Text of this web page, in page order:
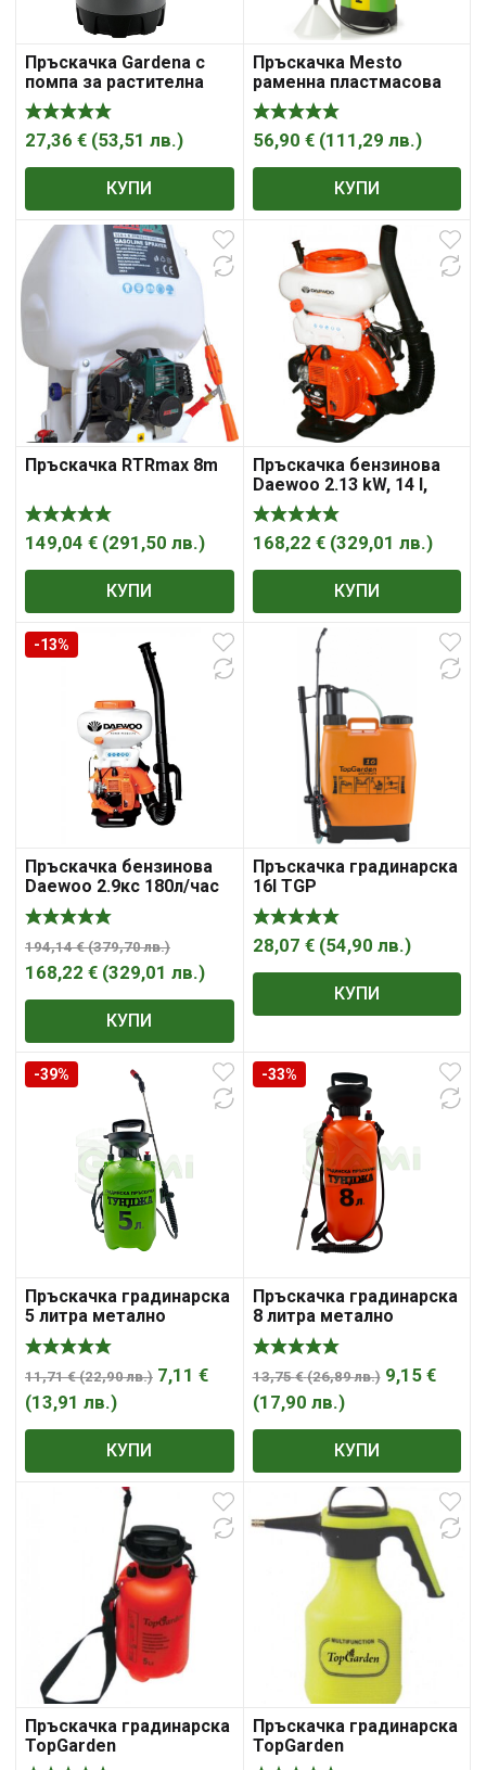
Пръскачка Gardena с
помпа за растителна
защита 1.25 л
27,36 € (53,51 лв.)
КУПИ
Пръскачка Mesto
раменна пластмасова
за растителна защита 5
л, 3 bar, NBR, Herbi
3232U
56,90 € (111,29 лв.)
КУПИ
Пръскачка RTRmax 8m
149,04 € (291,50 лв.)
КУПИ
Пръскачка бензинова
Daewoo 2.13 kW, 14 l,
7500 rpm, 41.5 cm³
168,22 € (329,01 лв.)
КУПИ
-13%
Пръскачка бензинова
Daewoo 2.9кс 180л/час
–
194,14€ (379,70лв.)
168,22 € (329,01 лв.)
КУПИ
Пръскачка градинарска
16l TGP
28,07 € (54,90 лв.)
КУПИ
-39%
Пръскачка градинарска
5 литра метално
удължение ТУНДЖА
11,71€ (22,90лв.) 7,11 €
(13,91 лв.)
КУПИ
-33%
Пръскачка градинарска
8 литра метално
удължение ТУНДЖА
13,75€ (26,89лв.) 9,15 €
(17,90 лв.)
КУПИ
Пръскачка градинарска
TopGarden
Пръскачка градинарска
TopGarden